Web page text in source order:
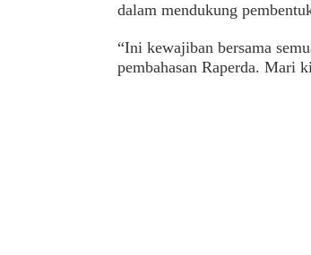
dalam mendukung
“Ini kewajiban bersama
pembahasan Raperda. Mari